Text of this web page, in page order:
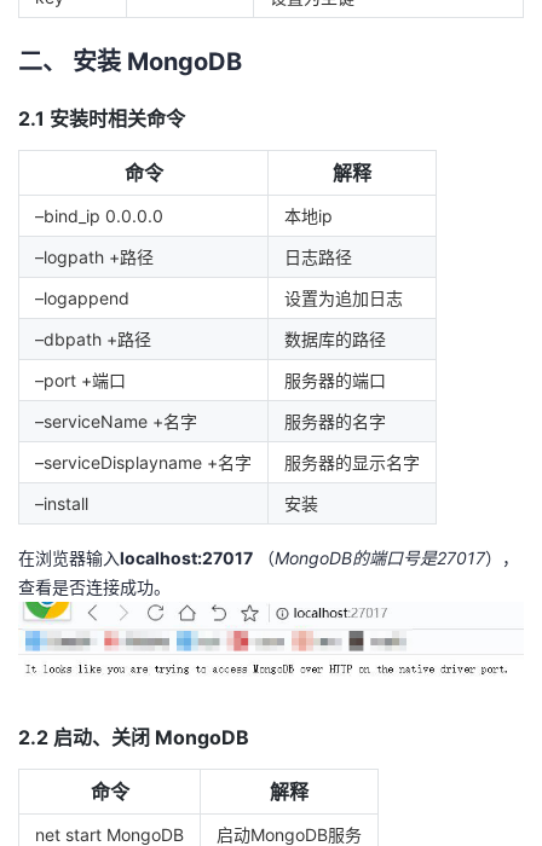
者
学
我
的
课
程
我
的
认
证
我
的
实
验
我
的
收
支
持
我
术
支
持
云
声
建
议
二、 安装 MongoDB
2.1 安装时相关命令
命令 解释
–bind_ip 0.0.0.0
本地ip
–logpath +路径
日志路径
–logappend
设置为追加日志
–dbpath +路径
数据库的路径
–port +端口
服务器的端口
–serviceName +名字
服务器的名字
–serviceDisplayname +名字
服务器的显示名字
–install
安装
在浏览器输入localhost:27017 （MongoDB的端口号是27017），
查看是否连接成功。
2.2 启动、关闭 MongoDB
命令 解释
net start MongoDB
启动MongoDB服务